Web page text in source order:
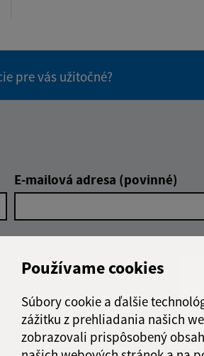
Používame cookies
Súbory cookie a ďalšie
zážitku z prehliadania našich
zobrazovali prispôsobený
pre vás užitočné?
E-mailová adresa (povinné)